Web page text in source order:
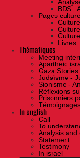
BDS :
Pages
Livres
Thématiques
Meeting
Apartheid
Gaza Stories
Judaïsme -
Sionisme -
Réflexions
Prisonniers
In english
Call
To
Analysis and
Statement
Testimony
In israel